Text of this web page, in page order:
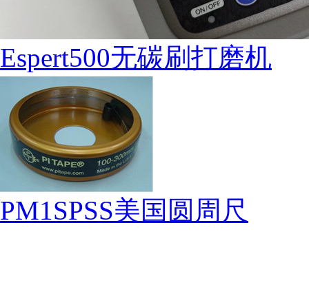
Espert500无碳刷打磨机
PM1SPSS美国圆周尺